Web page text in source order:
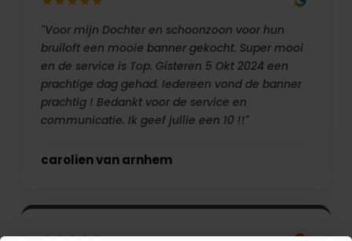
"Voor mijn Dochter en schoonzoon voor hun
bruiloft een mooie banner gekocht. Super mooi
en de service is Top. Gisteren 5 Okt 2024 een
prachtige dag gehad. Iedereen vond de banner
prachtig ! Bedankt voor de service en
communicatie. Ik geef jullie een 10 !!"
carolien van arnhem